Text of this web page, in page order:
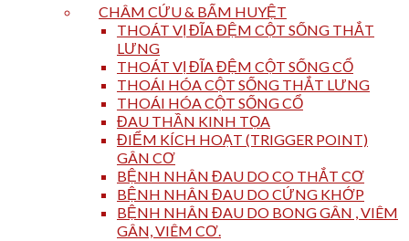
CHÂM CỨU & BẤM HUYỆT
THOÁT VỊ ĐĨA ĐỆM CỘT SỐNG THẮT
LƯNG
THOÁT VỊ ĐĨA ĐỆM CỘT SỐNG CỔ
THOÁI HÓA CỘT SỐNG THẮT LƯNG
THOÁI HÓA CỘT SỐNG CỔ
ĐAU THẦN KINH TỌA
ĐIỂM KÍCH HOẠT (TRIGGER POINT)
GÂN CƠ
BỆNH NHÂN ĐAU DO CO THẮT CƠ
BỆNH NHÂN ĐAU DO CỨNG KHỚP
BỆNH NHÂN ĐAU DO BONG GÂN , VIÊM
GÂN, VIÊM CƠ.